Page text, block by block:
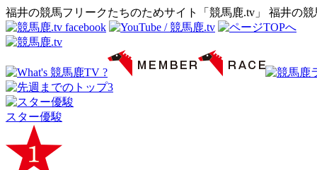
福井の競馬フリークたちのためサイト「競馬鹿.tv」 福井の
スター優駿